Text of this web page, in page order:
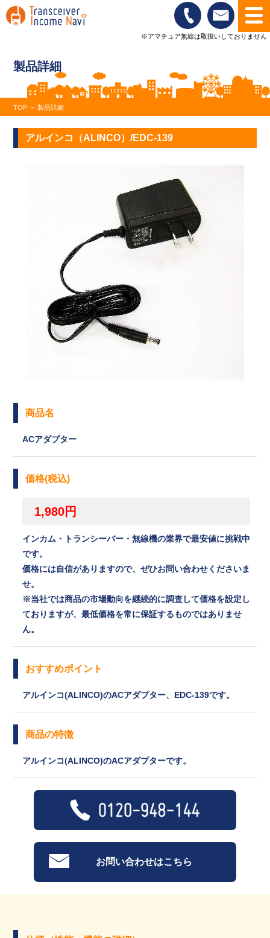
※アマチュア無線は取扱いしておりません
製品詳細
TOP ＞製品詳細
アルインコ（ALINCO）/EDC-139
商品名
ACアダプター
価格(税込)
1,980円
インカム・トランシーバー・無線機の業界で最安値に挑戦中
です。
価格には自信がありますので、ぜひお問い合わせくださいま
せ。
※当社では商品の市場動向を継続的に調査して価格を設定し
ておりますが、最低価格を常に保証するものではありませ
ん。
おすすめポイント
アルインコ(ALINCO)のACアダプター、EDC-139です。
商品の特徴
アルインコ(ALINCO)のACアダプターです。
お問い合わせはこちら